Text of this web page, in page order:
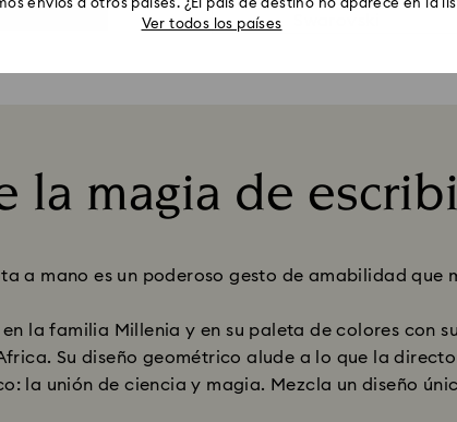
la magia de
a mano es un poderoso gesto de amabilidad que
la familia Millenia y en su paleta de colores con
Su diseño geométrico alude a lo que la
la unión de ciencia y magia. Mezcla un diseño
envíos a otros países. ¿El país de destino no aparece en la
Ver todos los países